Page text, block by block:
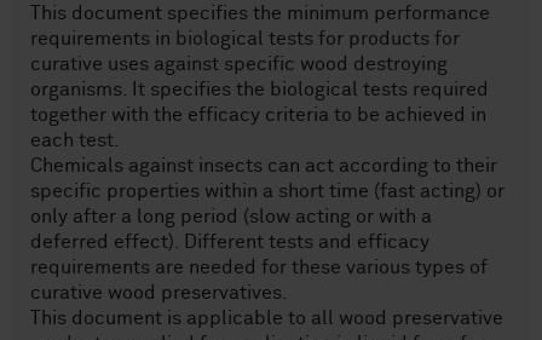
This document specifies the minimum performance
requirements in biological tests for products for
curative uses against specific wood destroying
organisms. It specifies the biological tests required
together with the efficacy criteria to be achieved in
each test.
Chemicals against insects can act according to their
specific properties within a short time (fast acting) or
only after a long period (slow acting or with a
deferred effect). Different tests and efficacy
requirements are needed for these various types of
curative wood preservatives.
This document is applicable to all wood preservative